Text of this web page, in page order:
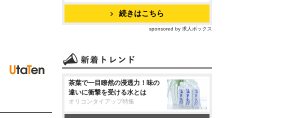
続きはこちら
sponsored by 求人ボックス
茶葉で一目瞭然の浸透力！味の
違いに衝撃を受ける水とは
オリコンタイアップ特集